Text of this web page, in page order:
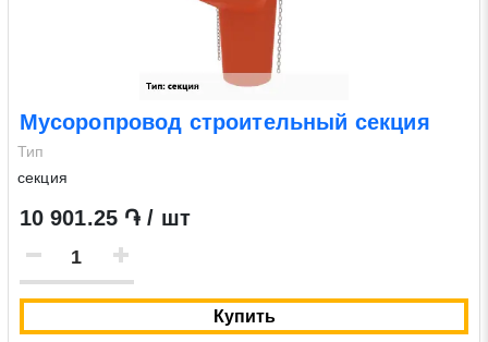
Мусоропровод строительный секция
Тип
секция
10 901.25 ֏ / шт
Купить